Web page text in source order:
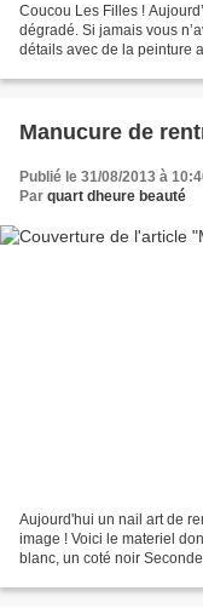
Coucou Les Filles !
dégradé. Si jamais vous
détails avec de la peinture
Manucure de
Publié le 31/08/2013 à
Par quart dheure beauté
Aujourd'hui un nail art de
image ! Voici le materiel
blanc, un coté noir